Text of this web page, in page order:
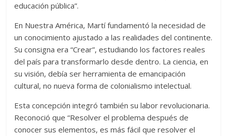
educación pública”.
En Nuestra América, Martí fundamentó la necesidad de
un conocimiento ajustado a las realidades del continente.
Su consigna era “Crear”, estudiando los factores reales
del país para transformarlo desde dentro. La ciencia, en
su visión, debía ser herramienta de emancipación
cultural, no nueva forma de colonialismo intelectual.
Esta concepción integró también su labor revolucionaria.
Reconoció que “Resolver el problema después de
conocer sus elementos, es más fácil que resolver el